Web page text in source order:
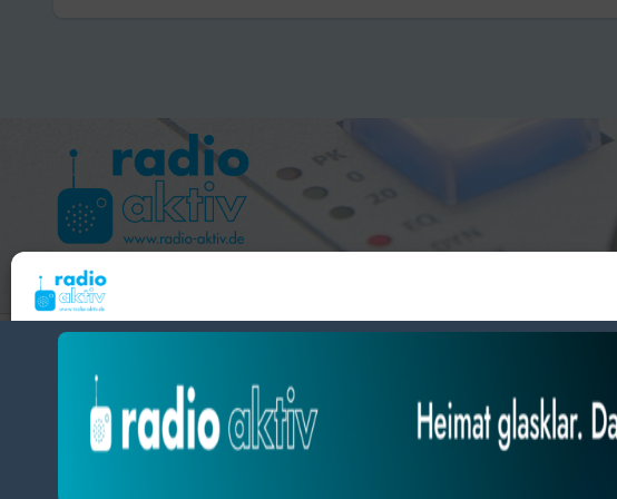
zustimmst, können wir Daten wie das Surfverhalten oder eindeutige IDs auf dieser Website
verarbeiten. Wenn du deine Zustimmung nicht erteilst oder zurückziehst, können bestimmte Merkmale
und Funktionen beeinträchtigt werden.
Hameln 99.3 – Bad Pyrmont 94.8 – Bad Münder 107.2 – DAB+ 9C
BlogDatabyThemeansar.